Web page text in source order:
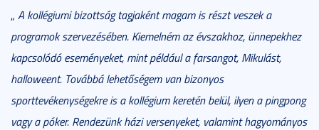
„ A kollégiumi bizottság tagjaként magam is részt veszek a
programok szervezésében. Kiemelném az évszakhoz, ünnepekhez
kapcsolódó eseményeket, mint például a farsangot, Mikulást,
halloweent. Továbbá lehetőségem van bizonyos
sporttevékenységekre is a kollégium keretén belül, ilyen a pingpong
vagy a póker. Rendezünk házi versenyeket, valamint hagyományos